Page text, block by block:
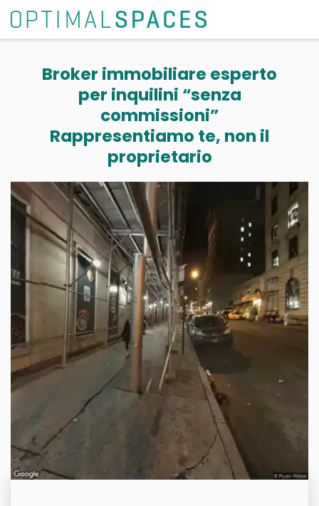
Broker immobiliare esperto
per inquilini “senza
commissioni”
Rappresentiamo te, non il
proprietario